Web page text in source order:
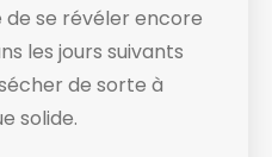
se révéler encore
les jours suivants
de sorte à
solide.